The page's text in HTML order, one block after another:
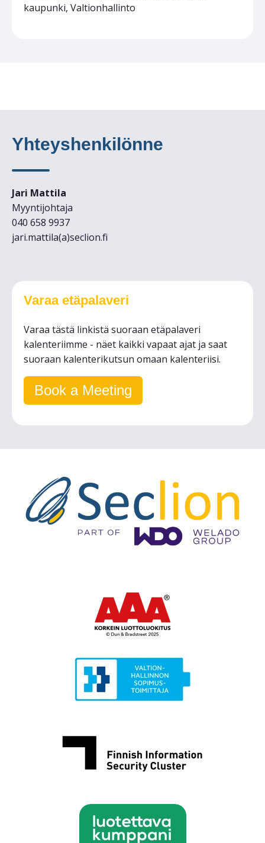
kaupunki, Valtionhallinto
Yhteyshenkilönne
Jari Mattila
Myyntijohtaja
040 658 9937
jari.mattila(a)seclion.fi
Varaa etäpalaveri
Varaa tästä linkistä suoraan etäpalaveri
kalenteriimme - näet kaikki vapaat ajat ja saat
suoraan kalenterikutsun omaan kalenteriisi.
Book a Meeting